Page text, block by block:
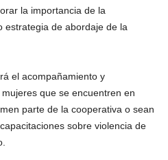
la importancia de la
estrategia de abordaje de la
el acompañamiento y
que se encuentren en
parte de la cooperativa o sean
sobre violencia de